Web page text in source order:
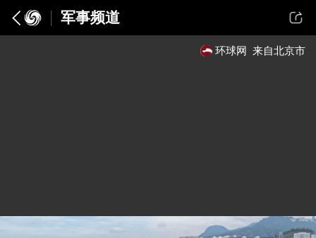
军事频道
环球网 来自北京市